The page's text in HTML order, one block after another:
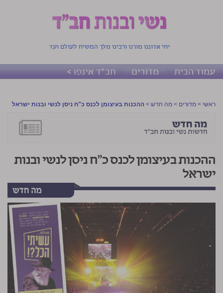
יחי אדוננו מורנו ורבינו מלך המשיח לעולם ועד
עמוד הבית מדורים חב"ד אינפו >
ראשי > מדורים > מה חדש > ההכנות בעיצומן לכנס כ"ח ניסן לנשי ובנות ישראל
ההכנות בעיצומן לכנס כ"ח ניסן לנשי ובנות
ישראל